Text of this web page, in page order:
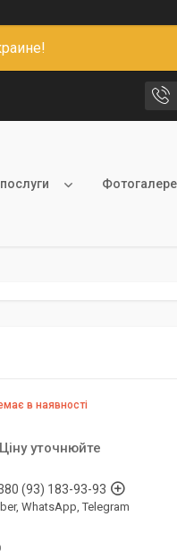
в наявності
Ціну уточнюйте
(93) 183-93-93
WhatsApp, Telegram